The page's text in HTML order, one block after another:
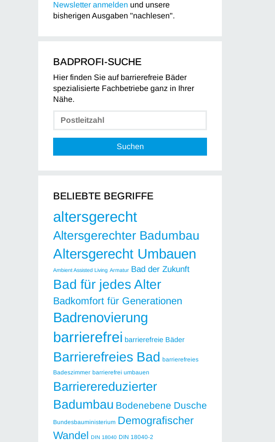
Newsletter anmelden und unsere
bisherigen Ausgaben "nachlesen".
BADPROFI-SUCHE
Hier finden Sie auf barrierefreie Bäder
spezialisierte Fachbetriebe ganz in Ihrer
Nähe.
Suchen
BELIEBTE BEGRIFFE
altersgerecht
Altersgerechter Badumbau
Altersgerecht Umbauen
Ambient Assisted Living Armatur Bad der Zukunft
Bad für jedes Alter
Badkomfort für Generationen
Badrenovierung
barrierefrei barrierefreie Bäder
Barrierefreies Bad barrierefreies
Badeszimmer barrierefrei umbauen
Barrierereduzierter
Badumbau Bodenebene Dusche
Bundesbauministerium Demografischer
Wandel DIN 18040 DIN 18040-2